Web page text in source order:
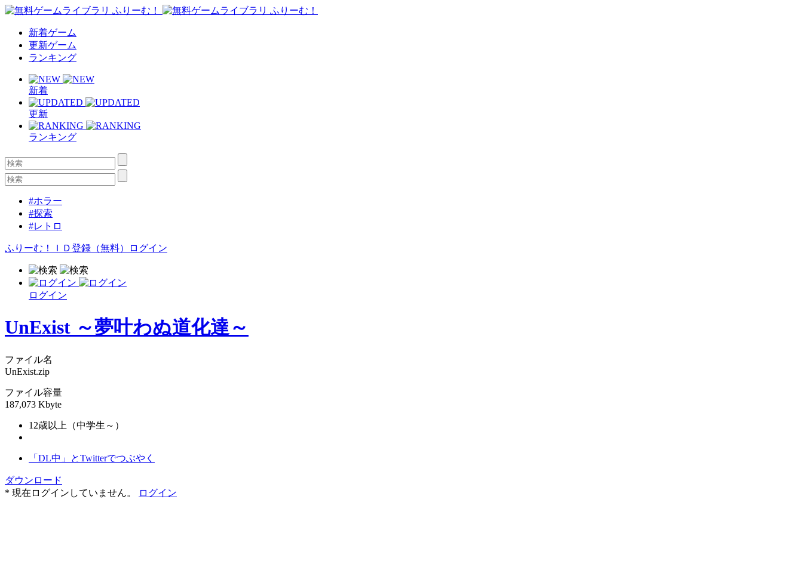
新着ゲーム
更新ゲーム
ランキング
新着
更新
ランキング
#ホラー
#探索
#レトロ
ふりーむ！ＩＤ登録（無料） ログイン
ログイン
UnExist ～夢叶わぬ道化達～
ファイル名
UnExist.zip
ファイル容量
187,073 Kbyte
12歳以上（中学生～）
「DL中」とTwitterでつぶやく
ダウンロード
* 現在ログインしていません。
ログイン